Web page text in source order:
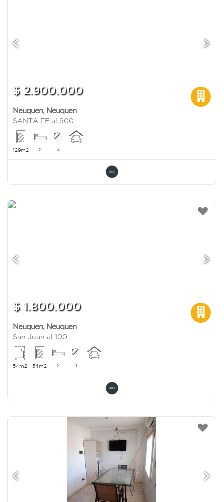
$ 2.900.000
Neuquen, Neuquen
SANTA FE al 900
129m2 2 3
$ 1.800.000
Neuquen, Neuquen
San Juan al 100
54m2 54m2 2 1